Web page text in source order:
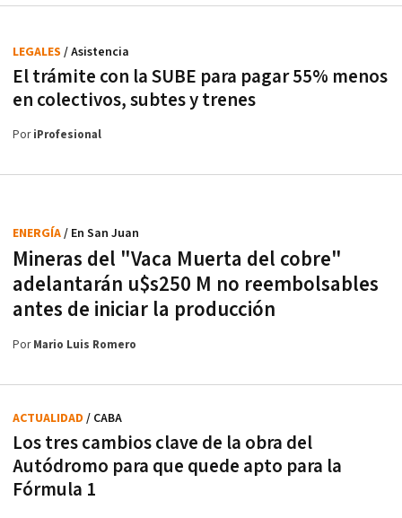
El trámite con la SUBE para pagar 55% menos
en colectivos, subtes y trenes
LEGALES / Asistencia
PoriProfesional
Mineras del "Vaca Muerta del cobre"
adelantarán u$s250 M no reembolsables
antes de iniciar la producción
ENERGÍA/ En San Juan
PorMario Luis Romero
Los tres cambios clave de la obra del
Autódromo para que quede apto para la
Fórmula 1
ACTUALIDAD / CABA